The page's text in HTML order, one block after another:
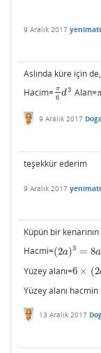
9 Aralık 2017
Aslında küre için
Hacim= π
6
d3
π6d3 Alan=
9 Aralık 2017
teşekkür ederim
9 Aralık 2017
Küpün bir kenarının
Hacmi=(2a)3 = 8a
(2a)3= 8a 3
Yüzey alanı=6 × (2
6 ×(2 a)
Yüzey alanı
13 Aralık 2017